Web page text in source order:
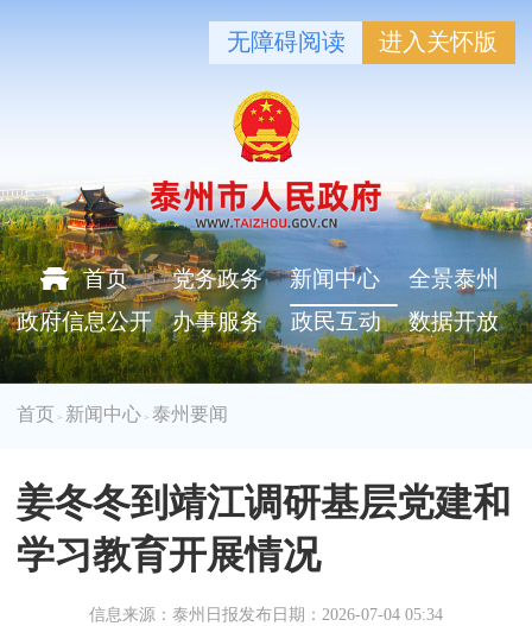
无障碍阅读 进入关怀版
首页 党务政务 新闻中心
全景泰州
政府信息公开
办事服务 政民互动 数据开放
首页 > 新闻中心 >泰州要闻
姜冬冬到靖江调研基层党建和
学习教育开展情况
信息来源：泰州日报发布日期：2026-07-04 05:34